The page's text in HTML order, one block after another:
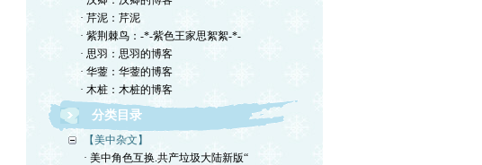
· 芹泥：芹泥
· 紫荆棘鸟：-*-紫色王家思絮絮-*-
· 思羽：思羽的博客
· 华蓥：华蓥的博客
· 木桩：木桩的博客
分类目录
【美中杂文】
· 美中角色互换.共产垃圾大陆新版“